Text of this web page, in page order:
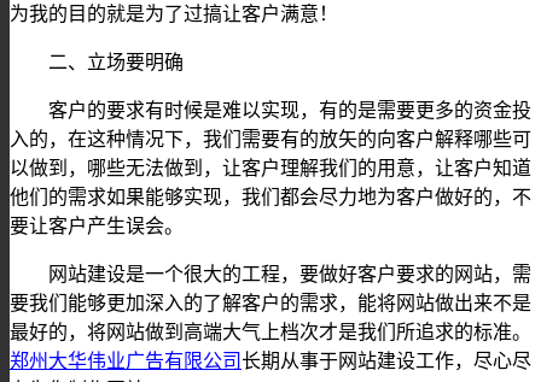
为我的目的就是为了过搞让客户满意！
二、立场要明确
客户的要求有时候是难以实现，有的是需要更多的资金投
入的，在这种情况下，我们需要有的放矢的向客户解释哪些可
以做到，哪些无法做到，让客户理解我们的用意，让客户知道
他们的需求如果能够实现，我们都会尽力地为客户做好的，不
要让客户产生误会。
网站建设是一个很大的工程，要做好客户要求的网站，需
要我们能够更加深入的了解客户的需求，能将网站做出来不是
最好的，将网站做到高端大气上档次才是我们所追求的标准。
郑州大华伟业广告有限公司长期从事于网站建设工作，尽心尽